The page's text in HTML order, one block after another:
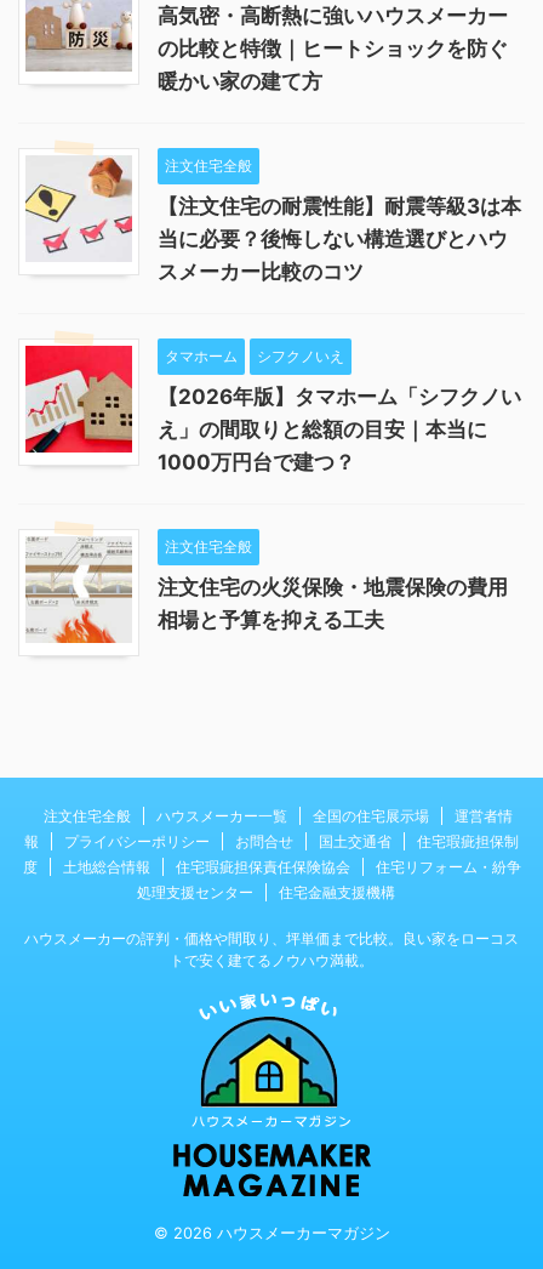
高気密・高断熱に強いハウスメーカー
の比較と特徴｜ヒートショックを防ぐ
暖かい家の建て方
注文住宅全般
【注文住宅の耐震性能】耐震等級3は本
当に必要？後悔しない構造選びとハウ
スメーカー比較のコツ
タマホーム シフクノいえ
【2026年版】タマホーム「シフクノい
え」の間取りと総額の目安｜本当に
1000万円台で建つ？
注文住宅全般
注文住宅の火災保険・地震保険の費用
相場と予算を抑える工夫
注文住宅全般 ハウスメーカー一覧 全国の住宅展示場
運営者情
報
プライバシーポリシー お問合せ 国土交通省
住宅瑕疵担保制
度
土地総合情報 住宅瑕疵担保責任保険協会
住宅リフォーム・紛争
処理支援センター
住宅金融支援機構
ハウスメーカーの評判・価格や間取り、坪単価まで比較。良い家をローコス
トで安く建てるノウハウ満載。
© 2026 ハウスメーカーマガジン